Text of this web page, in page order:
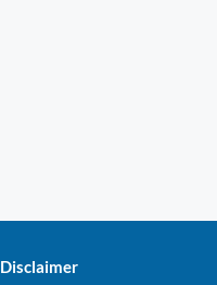
Disclaimer